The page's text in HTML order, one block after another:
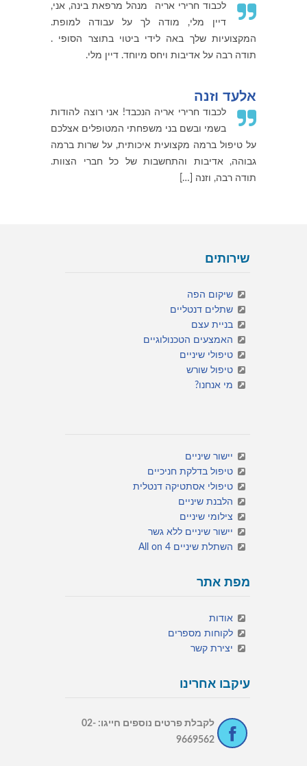
לכבוד חרירי אריה מנהל מרפאת בינה, אני,
דיין מלי, מודה לך על עבודה למופת.
המקצועיות שלך באה לידי ביטוי בתוצר הסופי .
תודה רבה על אדיבות ויחס מיוחד. דיין מלי.
אלעד וזנה
לכבוד חרירי אריה הנכבד! אני רוצה להודות
בשמי ובשם בני משפחתי המטופלים אצלכם
על טיפול ברמה מקצועית איכותית, על שרות ברמה
גבוהה, אדיבות והתחשבות של כל חברי הצוות.
תודה רבה, וזנה […]
שירותים
שיקום הפה
שתלים דנטליים
בניית עצם
האמצעים הטכנולוגיים
טיפולי שיניים
טיפול שורש
מי אנחנו?
יישור שיניים
טיפול בדלקת חניכיים
טיפולי אסתטיקה דנטלית
הלבנת שיניים
צילומי שיניים
יישור שיניים ללא גשר
השתלת שיניים All on 4
מפת אתר
אודות
לקוחות מספרים
יצירת קשר
עיקבו אחרינו
לקבלת פרטים נוספים חייגו: 02-
9669562